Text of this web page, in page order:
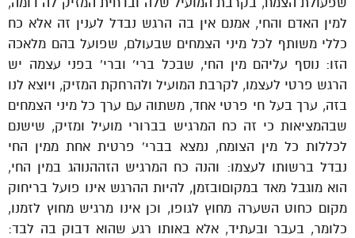
למין האדם והחי, אמנם אין בה הרגש נבדל לענין זה אלא כח
כללי משותף לכל מיני הצמחים שבעולם, שפועל בהם מלאכה
הזו: נוסף עליהם מין החי, שבכל ברי’ וברי’ בפני עצמה יש
הרגש פרטי לעצמו, לקרבת המועיל ולהרחקת המזיק, ויוצא לנו
בזה, ערך בעל חי פרטי אחד, משתוה עם ערך כל מיני הצמחים
שבהמציאות כי זה כח המרגיש בברורי מועיל ומזיק, שישנם
לכללות כל מין הצומח, נמצא בברי’ פרטית אחת ממין החי
נבדל ברשותו לעצמו: והנה כח המרגיש הזההנוהג במין החי,
הוא מוגבל מאד במקוםובזמן, להיות ההרגש אינו פועל בריחוק
מקום כחוט השערה מחוץ לגופו, וכן אינו מרגיש מחוץ לזמנו,
כלומר, בעבר ובעתיד, אלא באותו רגע שהוא דבוק בה לבד: